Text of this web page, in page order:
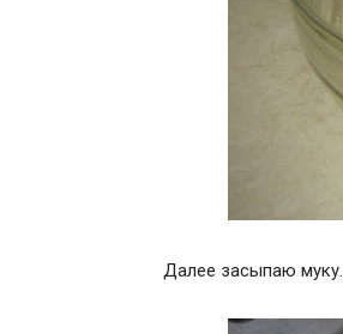
Далее засыпаю муку.